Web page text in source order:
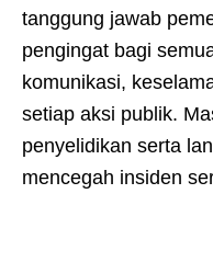
tanggung jawab
pengingat bagi
komunikasi,
setiap aksi publik.
penyelidikan serta
mencegah insiden